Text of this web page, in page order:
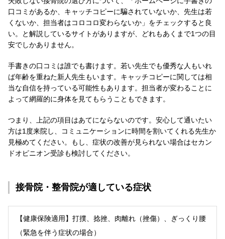
口コミがあるか、キャッチコピーに騙されていないか、先生は若
くないか、担当者はコロコロ変わらないか」をチェックすると良
い。と解説しているサイトがありますが、どれもあくまで1つの目
安でしかありません。
手書きの口コミは誰でも書けます。若い先生でも優秀な人もいれ
ば年齢を重ねた新人先生もいます。キャッチコピーに関しては相
当な自信を持っている可能性もあります。担当者が変わることに
よって網羅的に身体を見てもらうこともできます。
つまり、上記の項目はあてにならないのです。安心して通いたい
方は1度来院し、コミュニケーションに時間を割いてくれる先生か
見極めてください。もし、症状の改善が見られない場合はセカン
ドオピニオン受診も検討してください。
接骨院・整骨院が適している症状
【健康保険適用】打撲、捻挫、肉離れ（挫傷）、ぎっくり腰
（緊急を伴う症状の場合）